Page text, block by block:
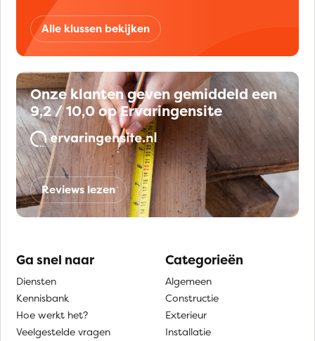
Alle klussen bekijken
Onze klanten geven gemiddeld een
9,2 / 10,0 op Ervaringensite
Reviews lezen
Ga snel naar
Diensten
Kennisbank
Hoe werkt het?
Veelgestelde vragen
Categorieën
Algemeen
Constructie
Exterieur
Installatie